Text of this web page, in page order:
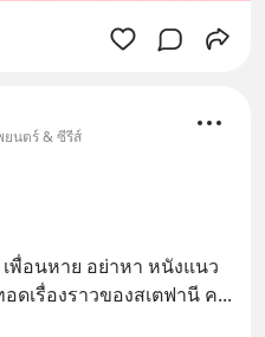
ยนตร์ & ซีรีส์
เพื่อนหาย อย่าหา หนังแนว
เรื่องราวของสเตฟานี ค